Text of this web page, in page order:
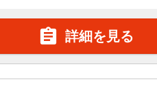
 詳細を見る